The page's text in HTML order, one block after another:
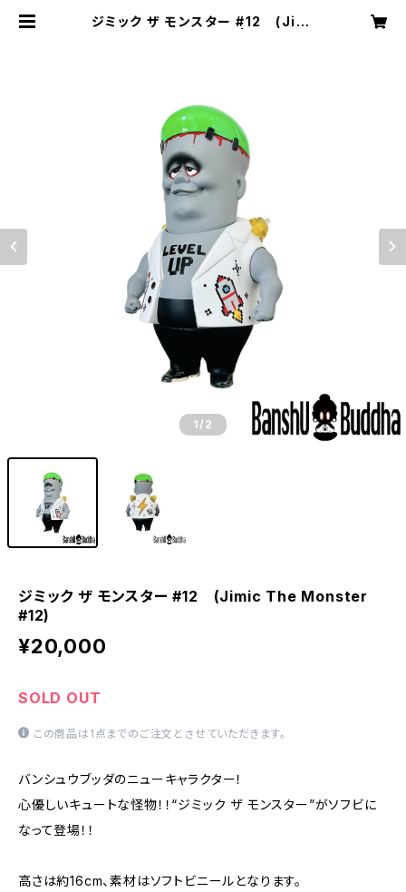
ジミック ザ モンスター #12 (Jimi
1 /2
ジミック ザ モンスター #12 (Jimic The Monster
#12)
¥20,000
SOLD OUT
この商品は1点までのご注文とさせていただきます。
バンシュウブッダのニューキャラクター！
心優しいキュートな怪物！！“ジミック ザ モンスター”がソフビに
なって登場！！
高さは約16cm、素材はソフトビニールとなります。